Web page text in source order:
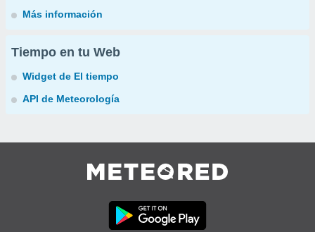
Más información
Tiempo en tu Web
Widget de El tiempo
API de Meteorología